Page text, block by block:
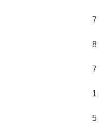
7
8
7
1
5